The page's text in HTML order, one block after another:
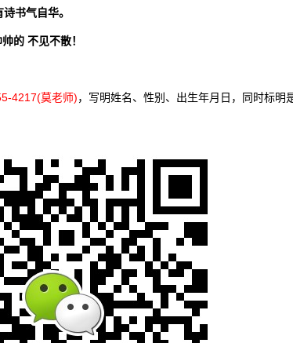
书气自华。
的 不见不散！
4217(莫老师)，写明姓名、性别、出生年月日，同时标明